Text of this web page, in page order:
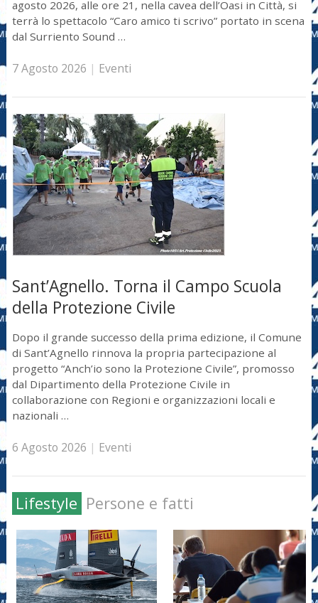
agosto 2026, alle ore 21, nella cavea dell’Oasi in Città, si
terrà lo spettacolo “Caro amico ti scrivo” portato in scena
dal Surriento Sound …
7 Agosto 2026 | Eventi
Sant’Agnello. Torna il Campo Scuola
della Protezione Civile
Dopo il grande successo della prima edizione, il Comune
di Sant’Agnello rinnova la propria partecipazione al
progetto “Anch’io sono la Protezione Civile”, promosso
dal Dipartimento della Protezione Civile in
collaborazione con Regioni e organizzazioni locali e
nazionali …
6 Agosto 2026 | Eventi
Lifestyle Persone e fatti